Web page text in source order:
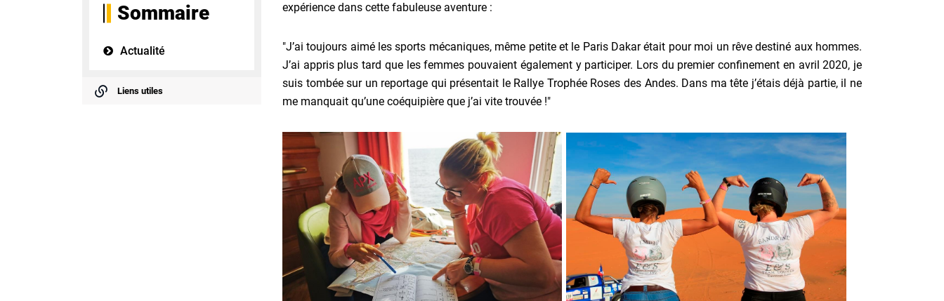
Sommaire
Actualité
Liens utiles
expérience dans cette fabuleuse aventure :
"J’ai toujours aimé les sports mécaniques, même petite et le Paris Dakar était pour moi un rêve destiné aux hommes.
J’ai appris plus tard que les femmes pouvaient également y participer. Lors du premier confinement en avril 2020, je
suis tombée sur un reportage qui présentait le Rallye Trophée Roses des Andes. Dans ma tête j’étais déjà partie, il ne
me manquait qu’une coéquipière que j’ai vite trouvée !"